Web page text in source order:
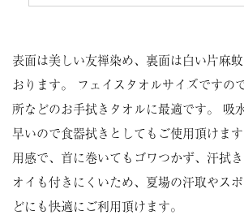
表面は美しい友禅染め、裏面は白い片麻
おります。 フェイスタオルサイズですの
所などのお手拭きタオルに最適です。 吸
早いので食器拭きとしてもご使用頂けま
用感で、首に巻いてもゴワつかず、汗拭
オイも付きにくいため、夏場の汗取やス
どにも快適にご利用頂けます。